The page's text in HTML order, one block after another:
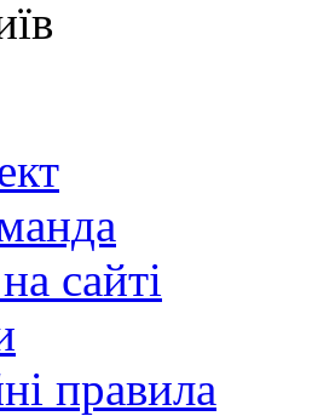
сайті
правила